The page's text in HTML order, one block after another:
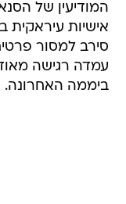
המודיעין של
אישיות עיראקית
סירב למסור
עמדה רגישה
ביממה האחרונה.